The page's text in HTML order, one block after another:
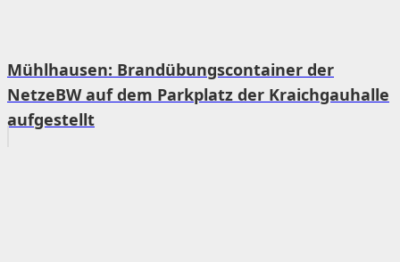
Mühlhausen: Brandübungscontainer der
NetzeBW auf dem Parkplatz der Kraichgauhalle
aufgestellt